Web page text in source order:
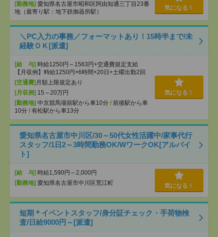
[勤務地] 愛知県名古屋市昭和区阿由知通三丁目23番
地（最寄り駅：地下鉄御器所駅）
気になる！
＼PC入力の事務／フォーマットあり！15時半まで/未
経験ＯＫ[派遣]
[給 与] 時給1250円～1563円+交通費規定支給
【月収例】時給1250円×6時間×20日+土曜出勤2回
[交通費] 月額上限規定あり
[月収例] 15～20万円
[勤務地] 中京競馬場前駅から車10分 / 前後駅から車
10分 / 有松駅から車13分
気になる！
愛知県名古屋市中川区/30～50代女性活躍中/家事代行
スタッフ/1日2～3時間勤務OK/WワークOK[アルバイ
ト]
[給 与] 時給1,590円～2,000円
[勤務地] 愛知県名古屋市中川区荒江町 気になる！
短期＊イベントスタッフ/身分証チェック・手荷物検
査/日給9000円～[派遣]